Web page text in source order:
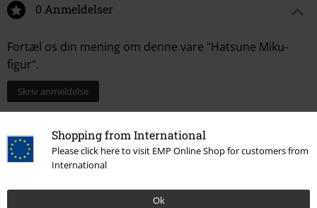
Shopping from International
Please click here to visit EMP Online Shop for customers from
International
Ok
0 Anmeldelser
Fortæl os din mening om denne vare "Hatsune Miku-
figur".
Skriv anmeldelse